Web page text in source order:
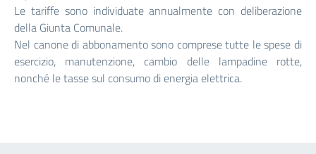
Le tariffe sono individuate annualmente con deliberazione
della Giunta Comunale.
Nel canone di abbonamento sono comprese tutte le spese di
esercizio, manutenzione, cambio delle lampadine rotte,
nonché le tasse sul consumo di energia elettrica.